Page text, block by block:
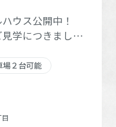
ウス公開中！
学につきまして
木質パネル120
住宅です。制振
。 ◆甲田小学校
り詳しい資料に
請求する」ボタ
場２台可能